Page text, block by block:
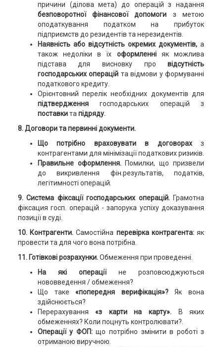
причини (ділова мета) до операцій з надання
безповоротної фінансової допомоги з метою
оподаткування податком на прибуток
підприємств до резидентів та нерезидентів.
Наявність або відсутність окремих документів,а
також недоліки в їх оформленні як можлива
підстава для висновку провідсутність
господарських операцій та відмови у формуванні
податкового кредиту.
Орієнтовний перелік необхідних документів для
підтвердженнягосподарських операцій з
поставкитапідряду.
8. Договори та первинні документи.
Що потрібно враховувати в договорахз
контрагентами для мінімізації податкових ризиків.
Правильне оформлення.Помилки, що призвели
до викривлення фін.результатів, податків,
легітимності операцій.
9. Система фіксації господарських операцій. Грамотна
фіксация госп. операцій - запорука успіху доказування
позиції в суді.
10. Контрагенти.Самостійна перевірка контрагента:як
провести та для чого вона потрібна.
11. Готівкові розрахунки.Обмеження при проведенні.
На які операціїне розповсюджуються
нововведення / обмеження?
Що таке«попередня верифікація»?Як вона
здійснюється?
Перерахування«з карти на карту». В яких
обмеженнях? Коли поцнуть контролювати?.
Операції у ФОП:що потрібно змінити в роботі з
отриманою виручною.